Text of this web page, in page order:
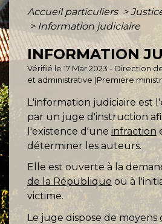
Accueil particuliers >
> Information judiciaire
INFORMATION
Vérifié le 17 Mar 2023 - Direction
et administrative (Première
L'information judiciaire est
par un juge d'instruction
l'existence d'une infraction
déterminer les auteurs.
Elle est ouverte à la
de la République ou à
victime.
Le juge dispose de moyens